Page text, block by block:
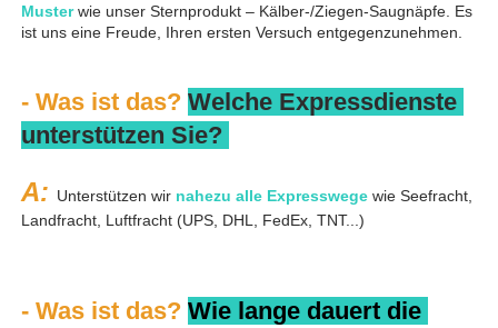
Muster wie unser Sternprodukt – Kälber-/Ziegen-Saugnäpfe. Es
ist uns eine Freude, Ihren ersten Versuch entgegenzunehmen.
- Was ist das? Welche Expressdienste
unterstützen Sie?
A: Unterstützen wir nahezu alle Expresswege wie Seefracht,
Landfracht, Luftfracht (UPS, DHL, FedEx, TNT...)
- Was ist das? Wie lange dauert die